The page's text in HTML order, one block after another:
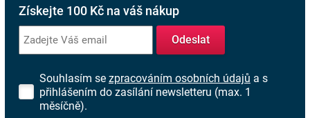
Popis produktu
Vánoční dárkový poukaz v hodnotě 2000Kč
Produkt se nachází v kategoriích:
Získejte 100 Kč na váš nákup
Odeslat
Souhlasím se zpracováním osobních údajů a s
přihlášením do zasílání newsletteru (max. 1
měsíčně).